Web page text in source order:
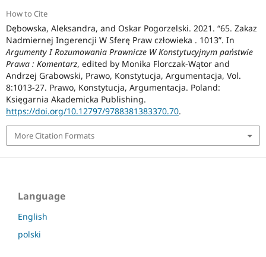
How to Cite
Dębowska, Aleksandra, and Oskar Pogorzelski. 2021. “65. Zakaz
Nadmiernej Ingerencji W Sferę Praw człowieka . 1013”. In
Argumenty I Rozumowania Prawnicze W Konstytucyjnym państwie
Prawa : Komentarz, edited by Monika Florczak-Wątor and
Andrzej Grabowski, Prawo, Konstytucja, Argumentacja, Vol.
8:1013-27. Prawo, Konstytucja, Argumentacja. Poland:
Księgarnia Akademicka Publishing.
https://doi.org/10.12797/9788381383370.70.
More Citation Formats
Language
English
polski